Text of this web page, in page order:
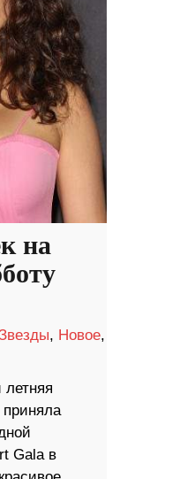
на
, Новое,
Gala в